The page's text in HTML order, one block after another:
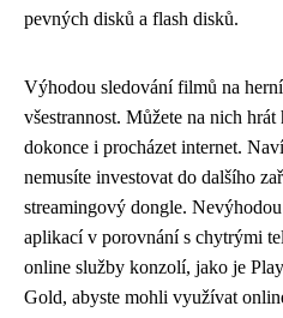
pevných disků a flash disků.
Výhodou sledování filmů na
všestrannost. Můžete na nich
dokonce i procházet internet.
nemusíte investovat do dalšího
streamingový dongle.
aplikací v porovnání s chytrými
online služby konzolí, jako je
Gold, abyste mohli využívat